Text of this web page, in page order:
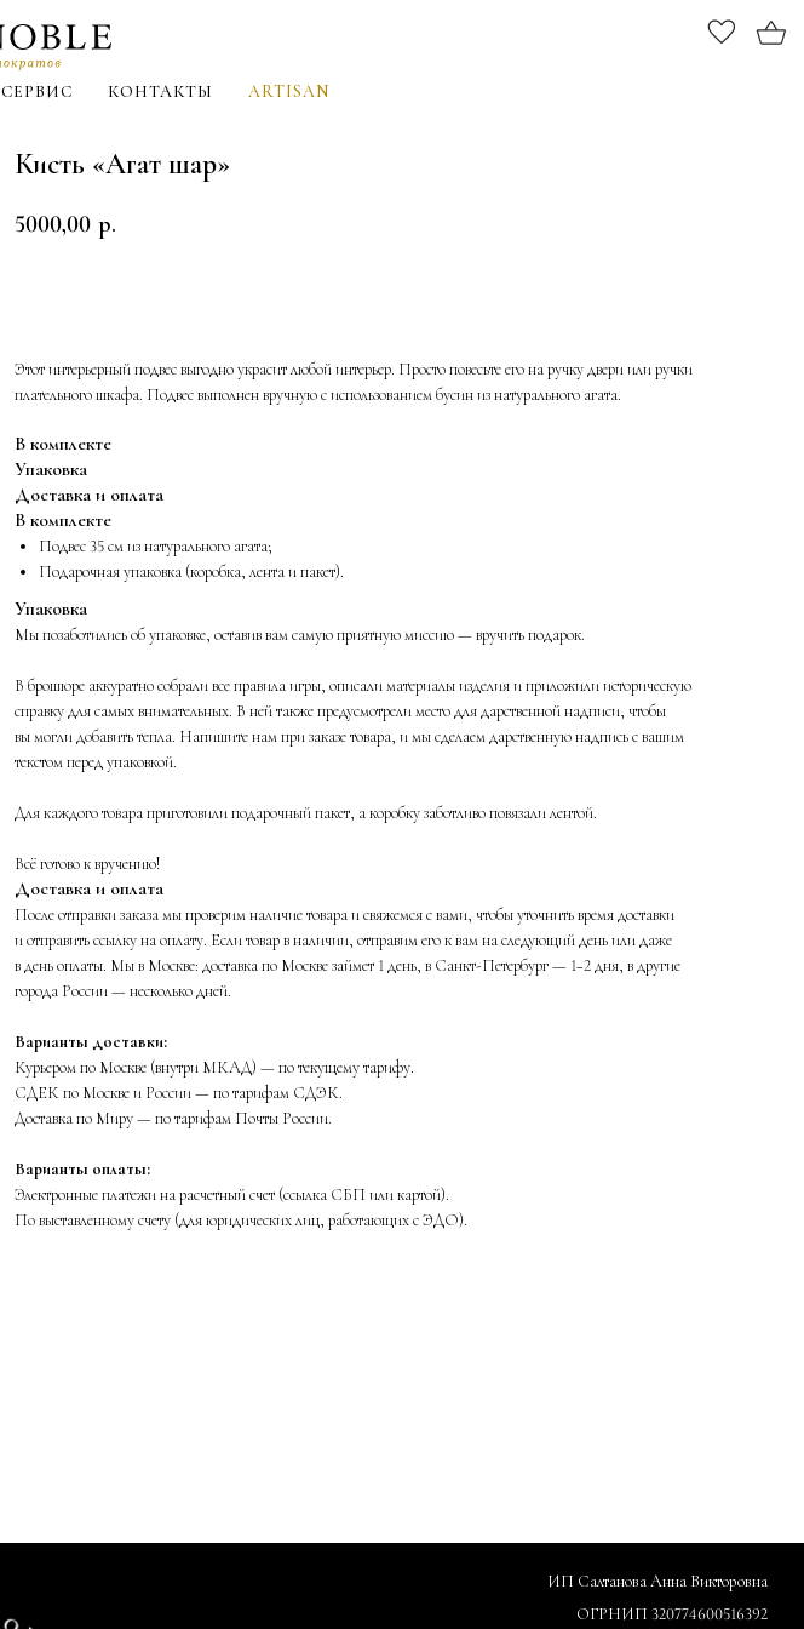
СЕРВИС ARTISAN
КОНТАКТЫ
Кисть «Агат шар»
5000,00 р.
Этот интерьерный подвес выгодно украсит любой интерьер. Просто повесьте его на ручку двери или ручки
плательного шкафа. Подвес выполнен вручную с использованием бусин из натурального агата.
В комплекте
Упаковка
Доставка и оплата
В комплекте
Подвес 35 см из натурального агата;
Подарочная упаковка (коробка, лента и пакет).
Упаковка
Мы позаботились об упаковке, оставив вам самую приятную миссию — вручить подарок.
В брошюре аккуратно собрали все правила игры, описали материалы изделия и приложили историческую
справку для самых внимательных. В ней также предусмотрели место для дарственной надписи, чтобы
вы могли добавить тепла. Напишите нам при заказе товара, и мы сделаем дарственную надпись с вашим
текстом перед упаковкой.
Для каждого товара приготовили подарочный пакет, а коробку заботливо повязали лентой.
Всё готово к вручению!
Доставка и оплата
После отправки заказа мы проверим наличие товара и свяжемся с вами, чтобы уточнить время доставки
и отправить ссылку на оплату. Если товар в наличии, отправим его к вам на следующий день или даже
в день оплаты. Мы в Москве: доставка по Москве займет 1 день, в Санкт-Петербург — 1−2 дня, в другие
города России — несколько дней.
Варианты доставки:
Курьером по Москве (внутри МКАД) — по текущему тарифу.
СДЕК по Москве и России — по тарифам СДЭК.
Доставка по Миру — по тарифам Почты России.
Варианты оплаты:
Электронные платежи на расчетный счет (ссылка СБП или картой).
По выставленному счету (для юридических лиц, работающих с ЭДО).
ИП Салтанова Анна Викторовна
ОГРНИП 320774600516392